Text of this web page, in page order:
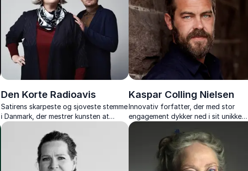
Den Korte Radioavis
Satirens skarpeste og sjoveste stemme
i Danmark, der mestrer kunsten at
underholde og provokere med
aktualitetens spejl.
Kaspar Colling Nielsen
Innovativ forfatter, der med stor
engagement dykker ned i sit unikke
litterære univers og forfatterskab i
sine fængslende foredrag.